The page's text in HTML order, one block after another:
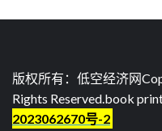
版权所有：低空经济网
Rights Reserved.book
2023062670号-2